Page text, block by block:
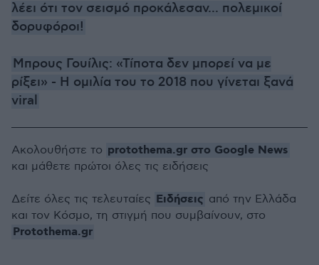
λέει ότι τον σεισμό προκάλεσαν... πολεμικοί
δορυφόροι!
Μπρους Γουίλις: «Τίποτα δεν μπορεί να με
ρίξει» - Η ομιλία του το 2018 που γίνεται ξανά
viral
Ακολουθήστε το protothema.gr στο Google News
και μάθετε πρώτοι όλες τις ειδήσεις
Δείτε όλες τις τελευταίες Ειδήσεις από την Ελλάδα
και τον Κόσμο, τη στιγμή που συμβαίνουν, στο
Protothema.gr